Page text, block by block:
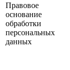
Правовое
основание
обработки
персональных
данных